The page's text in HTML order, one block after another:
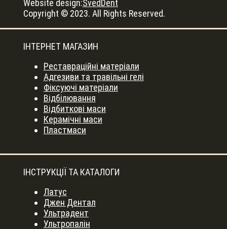
Website design:SvedDent
Copyright © 2023. All Rights Reserved.
ІНТЕРНЕТ МАГАЗИН
Реставраційні матеріали
Адгезиви та травільні гелі
Фіксуючі матеріали
Відбілювання
Відбиткові маси
Керамічні маси
Пластмаси
ІНСТРУКЦІЇ ТА КАТАЛОГИ
Латус
Джен Дентал
Ультрадент
Ультропалін